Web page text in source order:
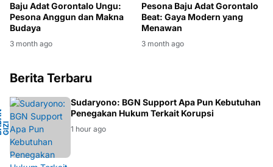
Baju Adat Gorontalo Ungu:
Pesona Anggun dan Makna
Budaya
3 month ago
Pesona Baju Adat Gorontalo
Beat: Gaya Modern yang
Menawan
3 month ago
Berita Terbaru
D
IL
Sudaryono: BGN Support Apa Pun Kebutuhan
Penegakan Hukum Terkait Korupsi
1 hour ago